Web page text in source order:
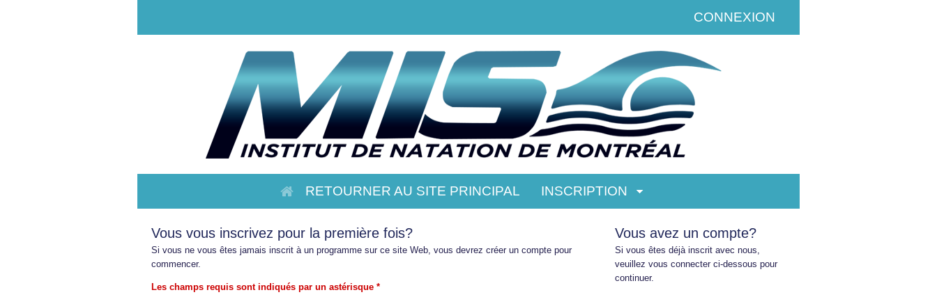
CONNEXION
RETOURNER AU SITE PRINCIPAL INSCRIPTION
Vous avez un compte?
Si vous êtes déjà inscrit avec nous,
veuillez vous connecter ci-dessous pour
continuer.
Vous vous inscrivez pour la première fois?
Si vous ne vous êtes jamais inscrit à un programme sur ce site Web, vous devrez créer un compte pour
commencer.
Les champs requis sont indiqués par un astérisque *